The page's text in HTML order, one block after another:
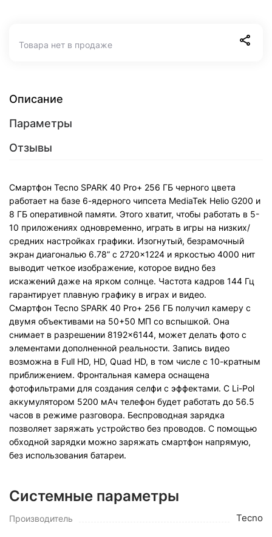
Товара нет в продаже
Описание
Параметры
Отзывы
Смартфон Tecno SPARK 40 Pro+ 256 ГБ черного цвета
работает на базе 6-ядерного чипсета MediaTek Helio G200 и
8 ГБ оперативной памяти. Этого хватит, чтобы работать в 5-
10 приложениях одновременно, играть в игры на низких/
средних настройках графики. Изогнутый, безрамочный
экран диагональю 6.78” с 2720×1224 и яркостью 4000 нит
выводит четкое изображение, которое видно без
искажений даже на ярком солнце. Частота кадров 144 Гц
гарантирует плавную графику в играх и видео.
Смартфон Tecno SPARK 40 Pro+ 256 ГБ получил камеру с
двумя объективами на 50+50 МП со вспышкой. Она
снимает в разрешении 8192×6144, может делать фото с
элементами дополненной реальности. Запись видео
возможна в Full HD, HD, Quad HD, в том числе с 10-кратным
приближением. Фронтальная камера оснащена
фотофильтрами для создания селфи с эффектами. С Li-Pol
аккумулятором 5200 мАч телефон будет работать до 56.5
часов в режиме разговора. Беспроводная зарядка
позволяет заряжать устройство без проводов. С помощью
обходной зарядки можно заряжать смартфон напрямую,
без использования батареи.
Системные параметры
Производитель Tecno